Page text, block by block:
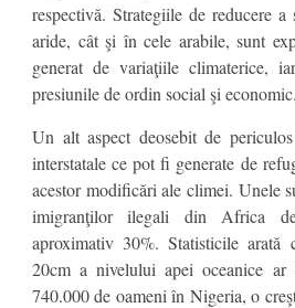
respectivă. Strategiile de reducere
aride, cât şi în cele arabile, sunt
generat de variaţiile climaterice,
presiunile de ordin social şi economic.
Un alt aspect deosebit de
interstatale ce pot fi generate de
acestor modificări ale climei. Unele
imigranţilor ilegali din Africa
aproximativ 30%. Statisticile arată
20cm a nivelului apei oceanice ar
740.000 de oameni în Nigeria, o